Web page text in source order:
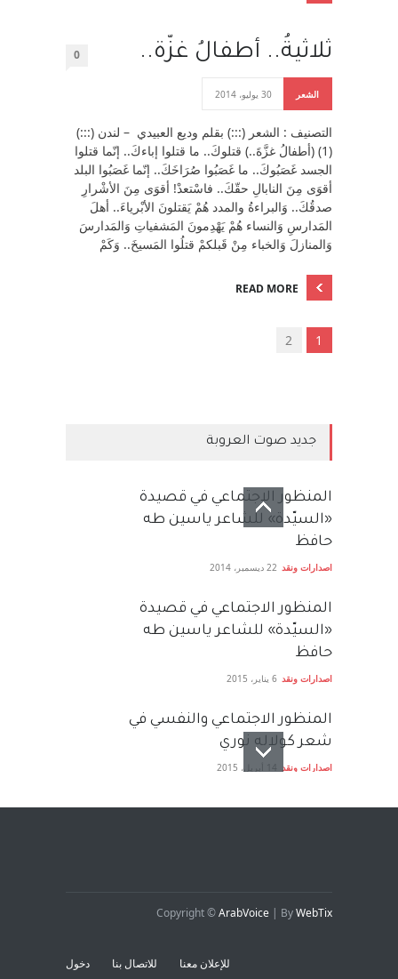
ثلاثيةُ.. أطفالُ غزّة.. 0
الشعر 30 يوليو، 2014
التصنيف : الشعر (:::) بقلم وديع العبيدي – لندن (:::)
(1) (أطفالُ غزَّةَ..) قتلوكَ.. ما قتلوا إباءكَ.. إنّما قتلوا
الجسد غَصَبُوكَ.. ما غَصَبُوا صُرَاخَكَ.. إنّما غَصَبُوا البلد
أقوَى مِنَ النابالِ حقّكَ.. فاسْتعدْ! أقوَى مِنَ الأشْرارِ
صدقُكَ.. وَالبراءةُ والمدد هُمْ يَقتلونَ الأبْرياءَ.. أهلَ
المَدارسِ وَالنساء هُمْ يَهْدِمونَ المَشفياتِ وَالمَدارسَ
وَالمنازلَ وَالخباء مِنْ قَبلكمْ قتلُوا المَسيخَ.. وَكَمْ
READ MORE
1
2
جديد صوت العروبة
المنظور الاجتماعي في قصيدة
«السيّدة» للشاعر ياسين طه
حافظ
اصدارات ونقد 22 ديسمبر، 2014
المنظور الاجتماعي في قصيدة
«السيّدة» للشاعر ياسين طه
حافظ
اصدارات ونقد 6 يناير، 2015
المنظور الاجتماعي والنفسي في
شعر كولاله نوري
اصدارات ونقد 14 أبريل، 2015
قصة حب قديمة
Copyright ©ArabVoice | ByWebTix
للإعلان معنا للاتصال بنا دخول